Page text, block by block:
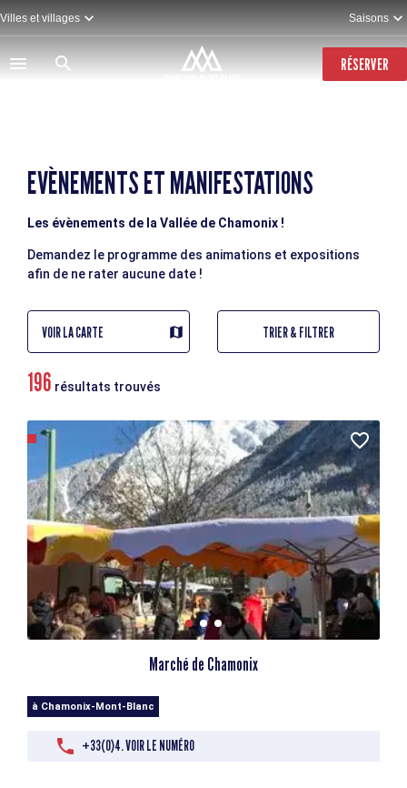
Aller
au
contenu
principal
Villes et villages Saisons
RÉSERVER
EVÈNEMENTS ET MANIFESTATIONS
Les évènements de la Vallée de Chamonix !
Demandez le programme des animations et expositions
afin de ne rater aucune date !
VOIR LA CARTE TRIER & FILTRER
196 résultats trouvés
Marché de Chamonix
à Chamonix-Mont-Blanc
+33(0)4. VOIR LE NUMÉRO